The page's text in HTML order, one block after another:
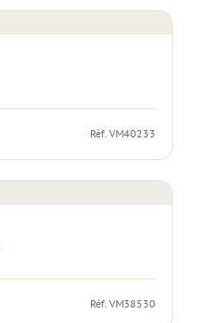
Réf. VM40233
Réf. VM38530